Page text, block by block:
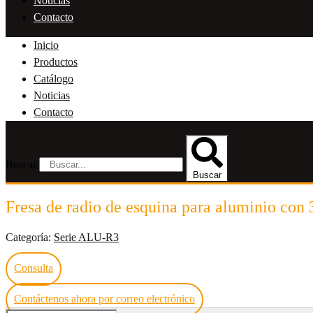
Contacto
Inicio
Productos
Catálogo
Noticias
Contacto
Buscar
Fresa de radio de esquina para aluminio con
Categoría: Serie ALU-R3
Consulta
Contáctenos ahora por correo electrónico